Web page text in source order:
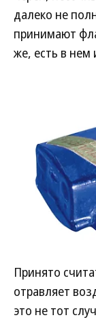
далеко не
принимают
же, есть в нем
Принято
отравляет
это не тот